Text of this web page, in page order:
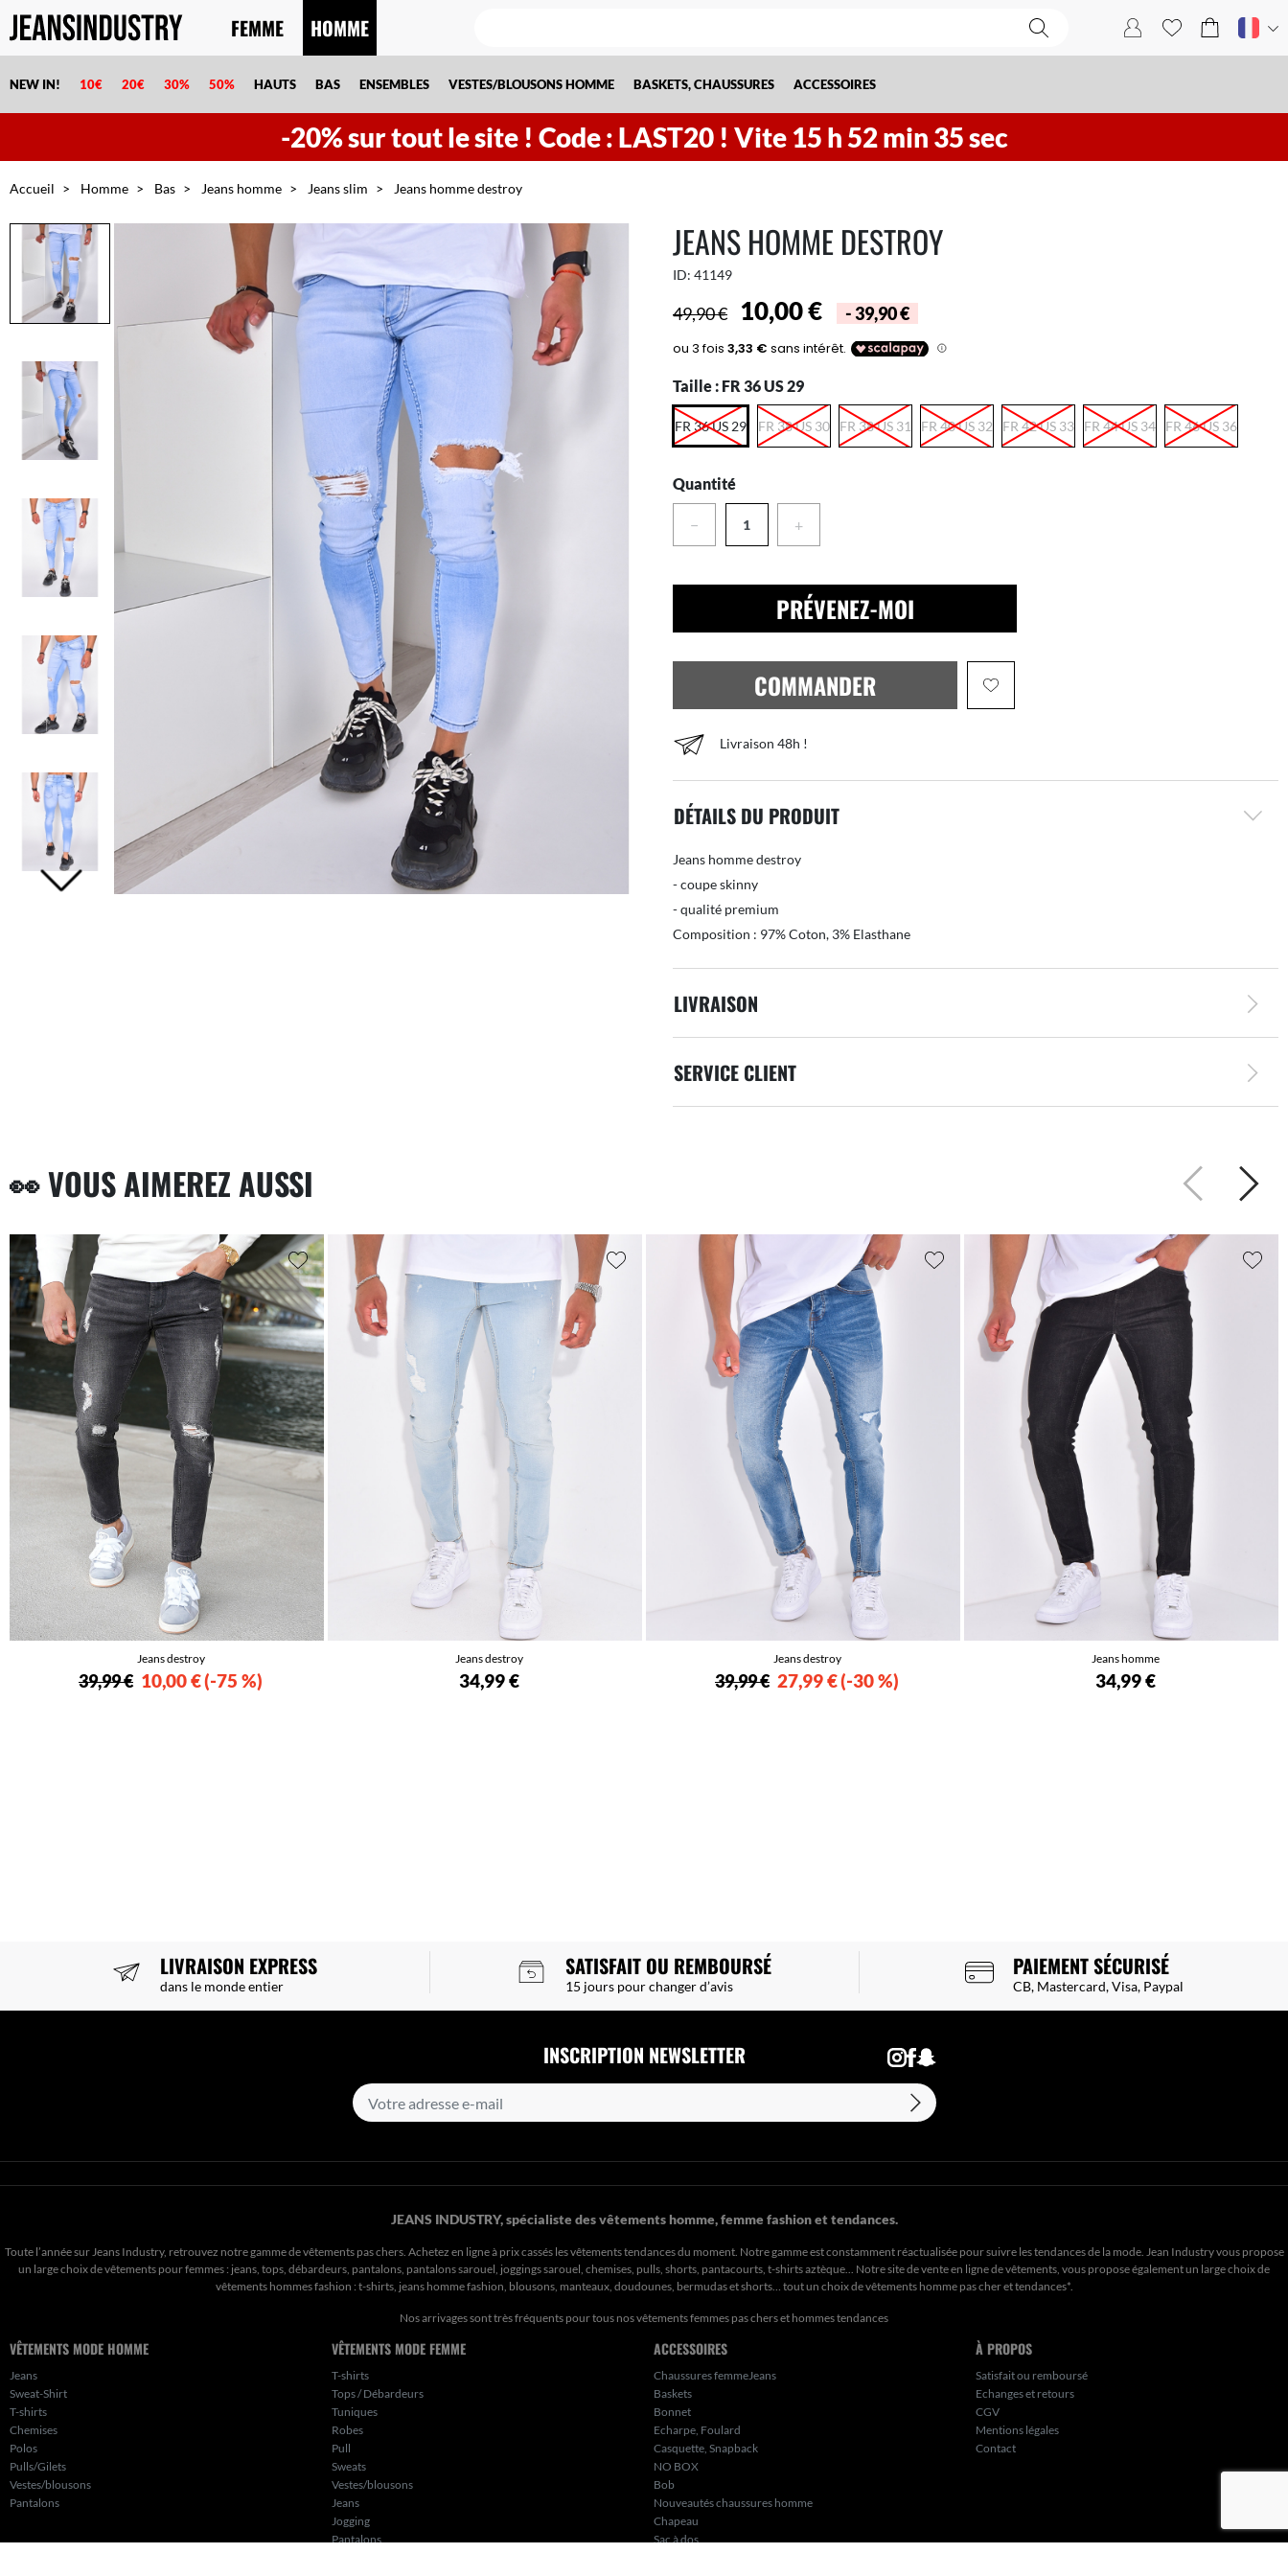
-20% sur tout le site ! Code : LAST20 ! Vite 15 h52min 34sec
FEMME HOMME
NEW IN! 10€ 20€ 30% 50% HAUTS BAS ENSEMBLES VESTES/BLOUSONS HOMME BASKETS, CHAUSSURES ACCESSOIRES
Accueil Homme Bas Jeans homme Jeans slim Jeans homme destroy
JEANS HOMME DESTROY
ID: 41149
49,90 € 10,00 € - 39,90 €
Taille : FR 36 US 29
FR 36 US 29 FR 38 US 30 FR 38 US 31 FR 40 US 32 FR 42 US 33 FR 44 US 34 FR 46 US 36
Quantité
− +
PRÉVENEZ-MOI
COMMANDER
Livraison 48h !
DÉTAILS DU PRODUIT
Jeans homme destroy
- coupe skinny
- qualité premium
Composition : 97% Coton, 3% Elasthane
LIVRAISON
SERVICE CLIENT
👀 VOUS AIMEREZ AUSSI Précédent
Jeans destroy
39,99 € 10,00 € -75 %
Jeans destroy
34,99 €
Jeans destroy
39,99 € 27,99 € -30 %
Jeans homme
34,99 €
LIVRAISON EXPRESS
dans le monde entier
SATISFAIT OU REMBOURSÉ
15 jours pour changer d’avis
PAIEMENT SÉCURISÉ
CB, Mastercard, Visa, Paypal
INSCRIPTION NEWSLETTER
JEANS INDUSTRY, spécialiste des vêtements homme, femme fashion et tendances.
Toute l’année sur Jeans Industry, retrouvez notre gamme de vêtements pas chers. Achetez en ligne à prix cassés les vêtements tendances du moment. Notre gamme est constamment réactualisée pour suivre les tendances de la mode. Jean Industry vous propose
un large choix de vêtements pour femmes : jeans, tops, débardeurs, pantalons, pantalons sarouel, joggings sarouel, chemises, pulls, shorts, pantacourts, t-shirts aztèque... Notre site de vente en ligne de vêtements, vous propose également un large choix de
vêtements hommes fashion : t-shirts, jeans homme fashion, blousons, manteaux, doudounes, bermudas et shorts… tout un choix devêtements homme pas cher et tendances*.
Nos arrivages sont très fréquents pour tous nosvêtements femmes pas cherset hommes tendances
VÊTEMENTS MODE HOMME
Jeans
Sweat-Shirt
T-shirts
Chemises
Polos
Pulls/Gilets
Vestes/blousons
Pantalons
VÊTEMENTS MODE FEMME
T-shirts
Tops / Débardeurs
Tuniques
Robes
Pull
Sweats
Vestes/blousons
Jeans
Jogging
Pantalons
ACCESSOIRES
Chaussures femmeJeans
Baskets
Bonnet
Echarpe, Foulard
Casquette, Snapback
NO BOX
Bob
Nouveautés chaussures homme
Chapeau
Sac à dos
À PROPOS
Satisfait ou remboursé
Echanges et retours
CGV
Mentions légales
Contact